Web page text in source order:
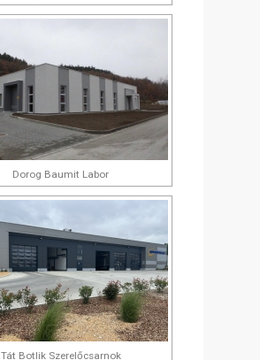
Dorog Baumit Labor
Tát Botlik Szerelőcsarnok